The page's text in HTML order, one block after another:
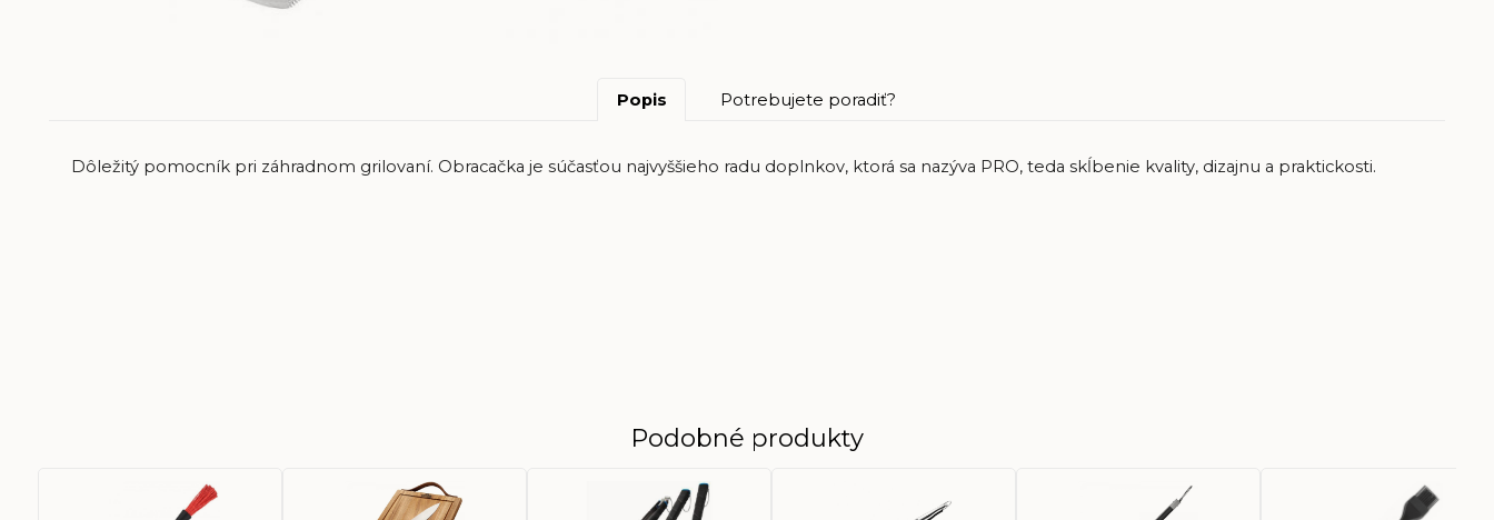
Popis Potrebujete poradiť?
Dôležitý pomocník pri záhradnom grilovaní. Obracačka je súčasťou najvyššieho radu doplnkov, ktorá sa nazýva PRO, teda skĺbenie kvality, dizajnu a praktickosti.
Podobné produkty